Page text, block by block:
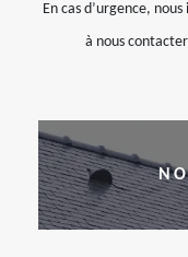
En cas d’urgence,
à nous